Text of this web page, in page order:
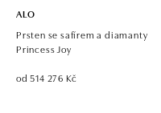
ALO
Prsten se safírem a diamanty
Princess Joy
od 514 276 Kč